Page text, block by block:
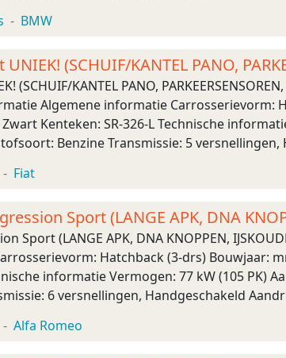
BMW
(SCHUIF/KANTEL PANO,
KANTEL PANO, PARKEERSENSOREN,
Algemene informatie Carrosserievorm:
Kenteken: SR-326-L Technische
Benzine Transmissie: 5
Fiat
Sport (LANGE APK, DNA
Sport (LANGE APK, DNA KNOPPEN,
Hatchback (3-drs) Bouwjaar:
informatie Vermogen: 77 kW (105 PK)
6 versnellingen, Handgeschakeld
Alfa Romeo